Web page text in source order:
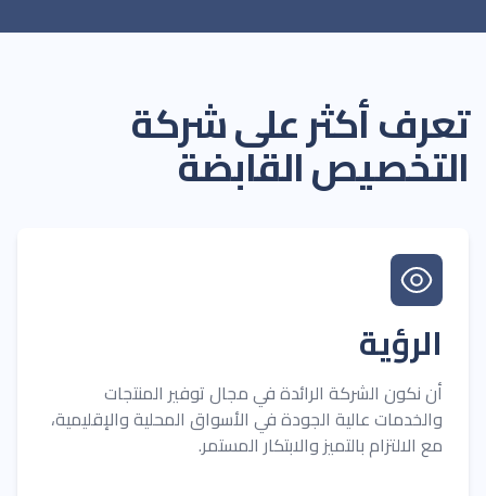
تعرف أكثر على شركة
التخصيص القابضة
الرؤية
أن نكون الشركة الرائدة في مجال توفير المنتجات
والخدمات عالية الجودة في الأسواق المحلية والإقليمية،
مع الالتزام بالتميز والابتكار المستمر.